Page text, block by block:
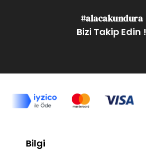
#alacakundura
Bizi Takip Edin !
Bilgi